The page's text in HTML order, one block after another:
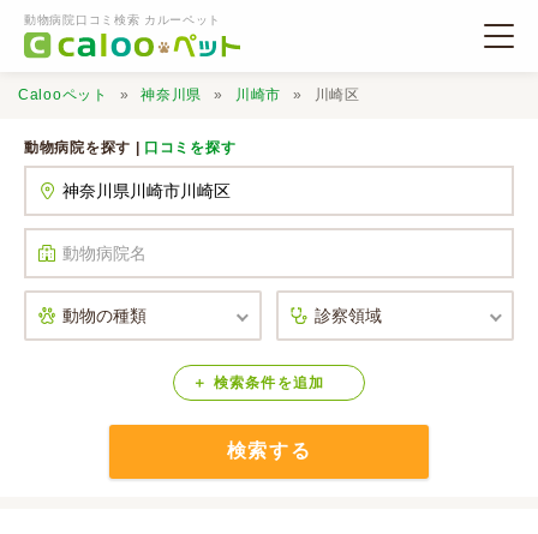
動物病院口コミ検索 カルーペット
口コミ検索
Calooペットとは？
Calooペット 神奈川県 川崎市 川崎区
動物病院を探す | 口コミを探す
検索条件 を追加
検索する